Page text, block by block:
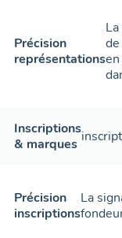
Précision
représentations
Inscriptions
& marques
Précision
inscriptions
La